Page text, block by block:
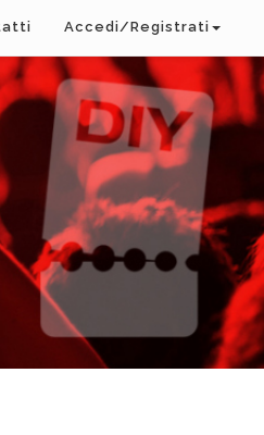
Accedi/Registrati